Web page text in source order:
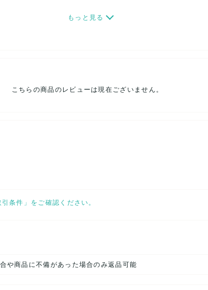
もっと見る
こちらの商品のレビューは現在ございません。
条件」をご確認ください。
や商品に不備があった場合のみ返品可能